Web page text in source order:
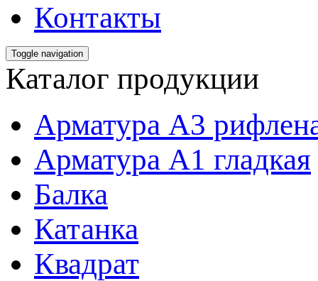
Контакты
Toggle navigation
Каталог продукции
Арматура А3
Арматура А1 гладкая
Балка
Катанка
Квадрат